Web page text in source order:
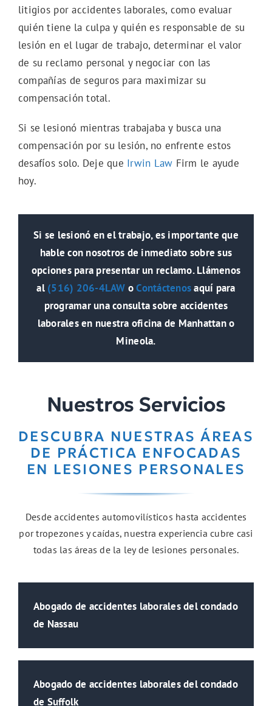
litigios por accidentes laborales, como evaluar
quién tiene la culpa y quién es responsable de su
lesión en el lugar de trabajo, determinar el valor
de su reclamo personal y negociar con las
compañías de seguros para maximizar su
compensación total.
Si se lesionó mientras trabajaba y busca una
compensación por su lesión, no enfrente estos
desafíos solo. Deje que Irwin Law Firm le ayude
hoy.
Si se lesionó en el trabajo, es importante que
hable con nosotros de inmediato sobre sus
opciones para presentar un reclamo. Llámenos
al (516) 206-4LAW oContáctenosaquí para
programar una consulta sobre accidentes
laborales en nuestra oficina de Manhattan o
Mineola.
Nuestros Servicios
DESCUBRA NUESTRAS ÁREAS
DE PRÁCTICA ENFOCADAS
EN LESIONES PERSONALES
Desde accidentes automovilísticos hasta accidentes
por tropezones y caídas, nuestra experiencia cubre casi
todas las áreas de la ley de lesiones personales.
Abogado de accidentes laborales del condado
de Nassau
Abogado de accidentes laborales del condado
de Suffolk